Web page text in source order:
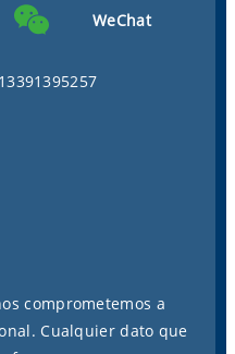
WeChat
comprometemos a
Cualquier dato que